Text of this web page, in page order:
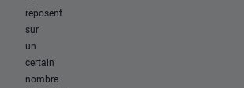
reposent
sur
un
certain
nombre